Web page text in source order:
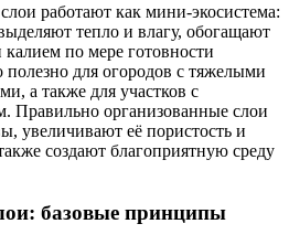
работают как мини-экосистема:
тепло и влагу, обогащают
по мере готовности
для огородов с тяжелыми
а также для участков с
Правильно организованные слои
увеличивают её пористость и
создают благоприятную среду
базовые принципы